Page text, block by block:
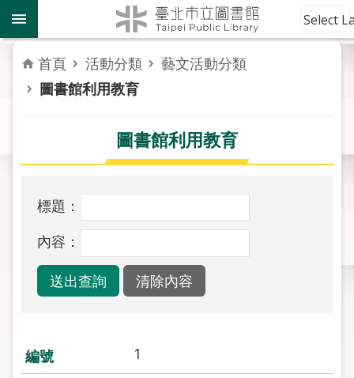
跳到主要內容區塊
到
館
資
訊
務
活
報
導
圖
Select
首頁 活動分類
藝文活動分類
圖書館利用教育
圖書館利用教育
標題：
內容：
1